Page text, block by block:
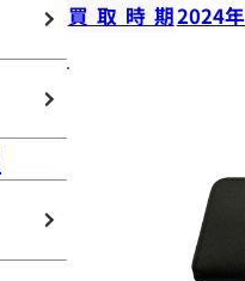
買取時期2024